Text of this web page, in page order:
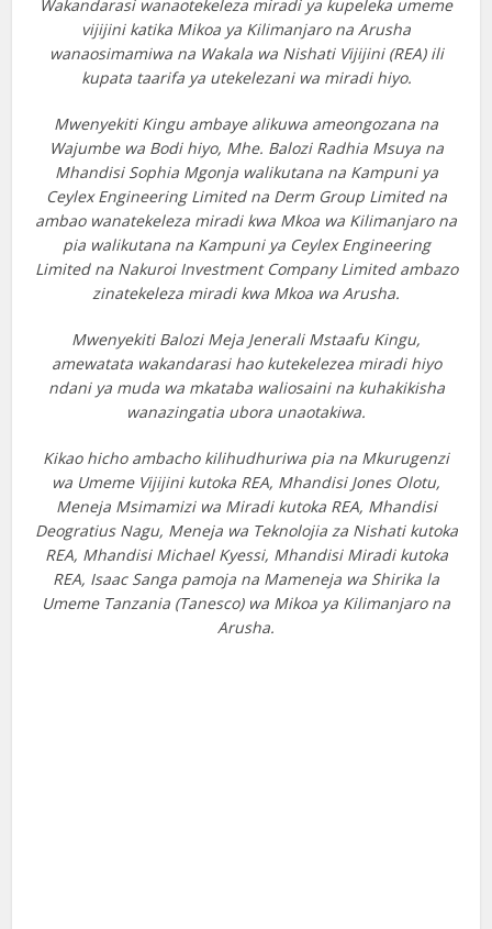
Wakandarasi wanaotekeleza miradi ya kupeleka umeme
vijijini katika Mikoa ya Kilimanjaro na Arusha
wanaosimamiwa na Wakala wa Nishati Vijijini (REA) ili
kupata taarifa ya utekelezani wa miradi hiyo.
Mwenyekiti Kingu ambaye alikuwa ameongozana na
Wajumbe wa Bodi hiyo, Mhe. Balozi Radhia Msuya na
Mhandisi Sophia Mgonja walikutana na Kampuni ya
Ceylex Engineering Limited na Derm Group Limited na
ambao wanatekeleza miradi kwa Mkoa wa Kilimanjaro na
pia walikutana na Kampuni ya Ceylex Engineering
Limited na Nakuroi Investment Company Limited ambazo
zinatekeleza miradi kwa Mkoa wa Arusha.
Mwenyekiti Balozi Meja Jenerali Mstaafu Kingu,
amewatata wakandarasi hao kutekelezea miradi hiyo
ndani ya muda wa mkataba waliosaini na kuhakikisha
wanazingatia ubora unaotakiwa.
Kikao hicho ambacho kilihudhuriwa pia na Mkurugenzi
wa Umeme Vijijini kutoka REA, Mhandisi Jones Olotu,
Meneja Msimamizi wa Miradi kutoka REA, Mhandisi
Deogratius Nagu, Meneja wa Teknolojia za Nishati kutoka
REA, Mhandisi Michael Kyessi, Mhandisi Miradi kutoka
REA, Isaac Sanga pamoja na Mameneja wa Shirika la
Umeme Tanzania (Tanesco) wa Mikoa ya Kilimanjaro na
Arusha.